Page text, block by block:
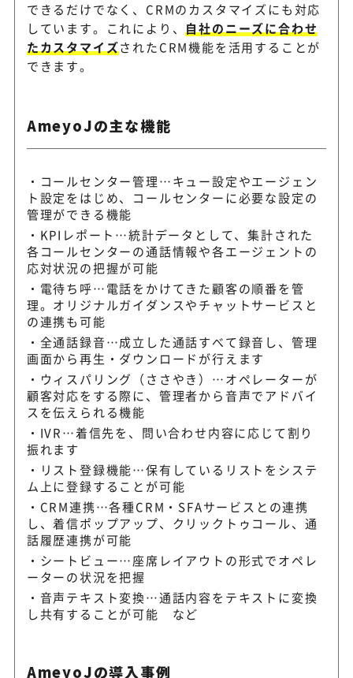
できるだけでなく、CRMのカスタマイズにも対応
しています。これにより、自社のニーズに合わせ
たカスタマイズされたCRM機能を活用することが
できます。
AmeyoJの主な機能
コールセンター管理…キュー設定やエージェン
ト設定をはじめ、コールセンターに必要な設定の
管理ができる機能
KPIレポート…統計データとして、集計された
各コールセンターの通話情報や各エージェントの
応対状況の把握が可能
電待ち呼…電話をかけてきた顧客の順番を管
理。オリジナルガイダンスやチャットサービスと
の連携も可能
全通話録音…成立した通話すべて録音し、管理
画面から再生・ダウンロードが行えます
ウィスパリング（ささやき）…オペレーターが
顧客対応をする際に、管理者から音声でアドバイ
スを伝えられる機能
IVR…着信先を、問い合わせ内容に応じて割り
振れます
リスト登録機能…保有しているリストをシステ
ム上に登録することが可能
CRM連携…各種CRM・SFAサービスとの連携
し、着信ポップアップ、クリックトゥコール、通
話履歴連携が可能
シートビュー…座席レイアウトの形式でオペレ
ーターの状況を把握
音声テキスト変換…通話内容をテキストに変換
し共有することが可能 など
AmeyoJの導入事例